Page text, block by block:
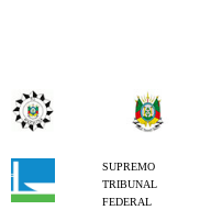
SUPREMO
TRIBUNAL
FEDERAL